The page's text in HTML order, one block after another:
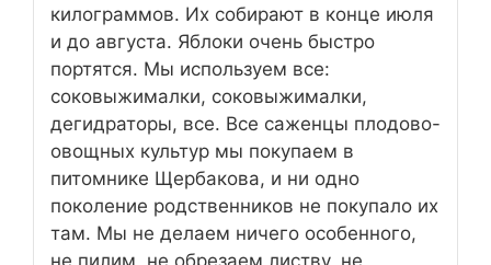
килограммов. Их собирают в конце июля
и до августа. Яблоки очень быстро
портятся. Мы используем все:
соковыжималки, соковыжималки,
дегидраторы, все. Все саженцы плодово-
овощных культур мы покупаем в
питомнике Щербакова, и ни одно
поколение родственников не покупало их
там. Мы не делаем ничего особенного,